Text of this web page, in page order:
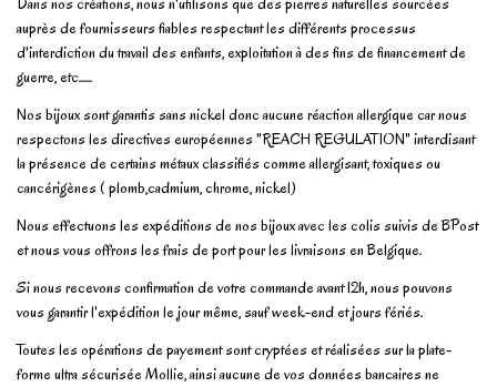
Dans nos créations, nous n'utilisons que des pierres naturelles sourcées
auprès de fournisseurs fiables respectant les différents processus
d'interdiction du travail des enfants, exploitation à des fins de financement de
guerre, etc......
Nos bijoux sont garantis sans nickel donc aucune réaction allergique car nous
respectons les directives européennes "REACH REGULATION" interdisant
la présence de certains métaux classifiés comme allergisant, toxiques ou
cancérigènes ( plomb,cadmium, chrome, nickel)
Nous effectuons les expéditions de nos bijoux avec les colis suivis de BPost
et nous vous offrons les frais de port pour les livraisons en Belgique.
Si nous recevons confirmation de votre commande avant 12h, nous pouvons
vous garantir l'expédition le jour même, sauf week-end et jours fériés.
Toutes les opérations de payement sont cryptées et réalisées sur la plate-
forme ultra sécurisée Mollie, ainsi aucune de vos données bancaires ne